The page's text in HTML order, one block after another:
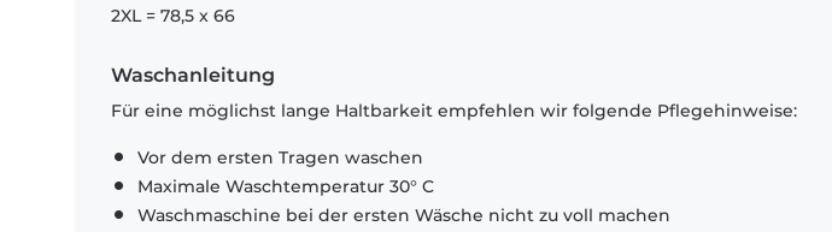
2XL = 78,5 x 66
Waschanleitung
Für eine möglichst lange Haltbarkeit empfehlen wir folgende Pflegehinweise:
Vor dem ersten Tragen waschen
Maximale Waschtemperatur 30° C
Waschmaschine bei der ersten Wäsche nicht zu voll machen